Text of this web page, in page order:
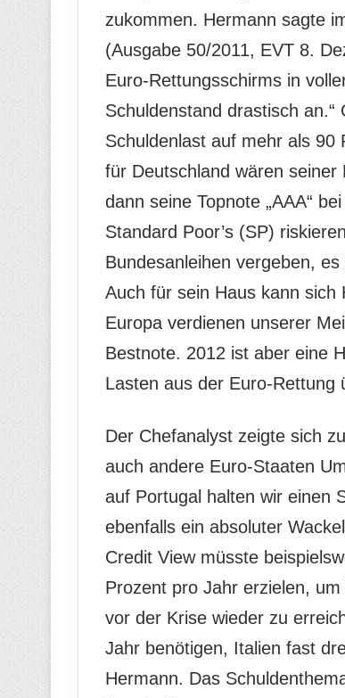
zukommen. Hermann sagte
(Ausgabe 50/2011, EVT 8.
Euro-Rettungsschirms in
Schuldenstand drastisch
Schuldenlast auf mehr als 90
für Deutschland wären
dann seine Topnote „AAA“
Standard Poor’s (SP)
Bundesanleihen vergeben,
Auch für sein Haus kann sich
Europa verdienen unserer
Bestnote. 2012 ist aber eine
Lasten aus der Euro-Rettung
Der Chefanalyst zeigte sich
auch andere Euro-Staaten
auf Portugal halten wir einen
ebenfalls ein absoluter
Credit View müsste
Prozent pro Jahr erzielen,
vor der Krise wieder zu
Jahr benötigen, Italien fast
Hermann. Das